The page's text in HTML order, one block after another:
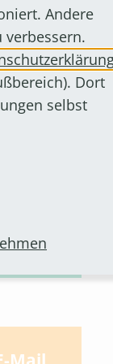
Andere
verbessern.
Dort
selbst